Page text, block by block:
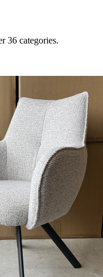
36 categories.